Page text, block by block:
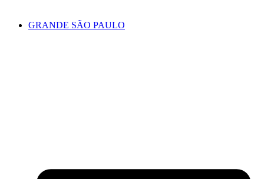
GRANDE SÃO PAULO